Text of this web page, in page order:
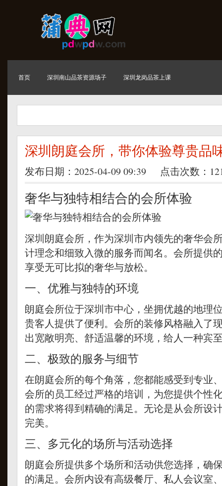
首页 深圳南山品茶资源场子 深圳龙岗品茶上课
深圳朗庭会所，带你体验尊贵品
发布日期：2025-04-09 09:39 点击次数：
奢华与独特相结合的会所体验
深圳朗庭会所，作为深圳市内领先的奢华会
计理念和细致入微的服务而闻名。会所提供
享受无可比拟的奢华与放松。
一、优雅与独特的环境
朗庭会所位于深圳市中心，坐拥优越的地理
贵客人提供了便利。会所的装修风格融入了
出宽敞明亮、舒适温馨的环境，给人一种宾
二、极致的服务与细节
在朗庭会所的每个角落，您都能感受到专业
会所的员工经过严格的培训，为您提供个性
的需求将得到精确的满足。无论是从会所设
完美。
三、多元化的场所与活动选择
朗庭会所提供多个场所和活动供您选择，确
的满足。会所内设有高级餐厅、私人会议室